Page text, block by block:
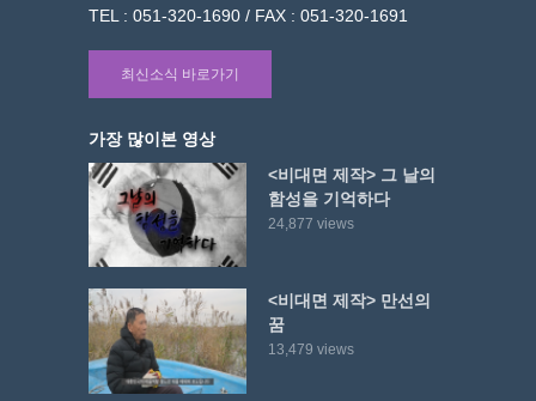
TEL : 051-320-1690 / FAX : 051-320-1691
최신소식 바로가기
가장 많이본 영상
<비대면 제작> 그 날의
함성을 기억하다
24,877 views
<비대면 제작> 만선의
꿈
13,479 views